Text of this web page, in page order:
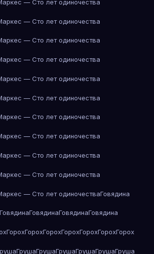
— Сто лет одиночества
— Сто лет одиночества
— Сто лет одиночества
— Сто лет одиночества
— Сто лет одиночества
— Сто лет одиночества
— Сто лет одиночества
— Сто лет одиночества
— Сто лет одиночества
— Сто лет одиночества
— Сто лет одиночестваГовядина
ГовядинаГовядинаГовядинаГовядина
ГорохГорохГорохГорохГорохГорохГорох
ГрушаГрушаГрушаГрушаГрушаГруша